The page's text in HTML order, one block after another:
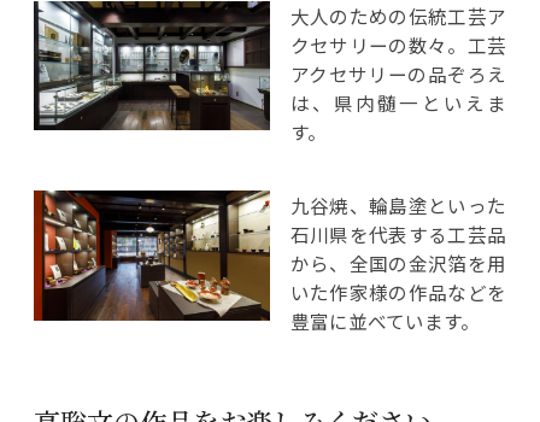
大人のための伝統工芸ア
クセサリーの数々。工芸
アクセサリーの品ぞろえ
は、県内髄一といえま
す。
九谷焼、輪島塗といった
石川県を代表する工芸品
から、全国の金沢箔を用
いた作家様の作品などを
豊富に並べています。